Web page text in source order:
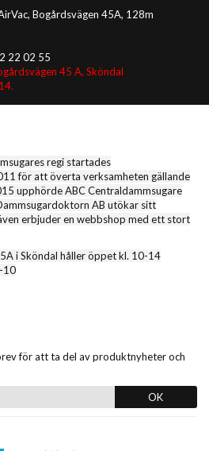
Bogårdsvägen 45A, 128m
22 02 55
45 A, Sköndal
regi startades
för att överta verksamheten gällande
upphörde ABC Centraldammsugare
AB utökar sitt
erbjuder en webbshop med ett stort
i Sköndal håller öppet kl. 10-14
10
för att ta del av produktnyheter och
OK